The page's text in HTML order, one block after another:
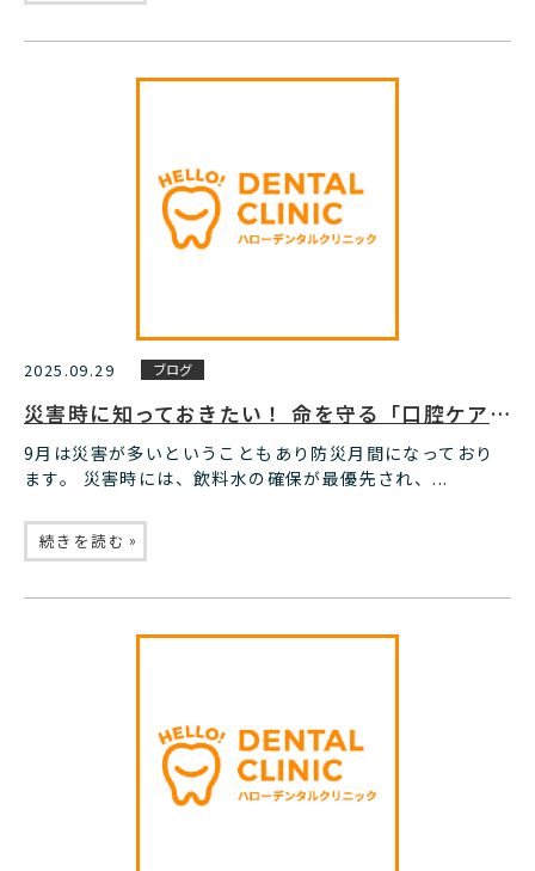
2025.09.29 ブログ
災害時に知っておきたい！ 命を守る「口腔ケア」の知識
9月は災害が多いということもあり防災月間になっており
ます。 災害時には、飲料水の確保が最優先され、...
続きを読む »